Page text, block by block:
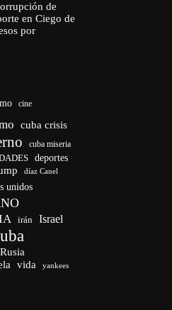
de
en Ciego de
por
cine
cuba crisis
cuba miseria
deportes
díaz Canel
unidos
irán Israel
Rusia
vida yankees